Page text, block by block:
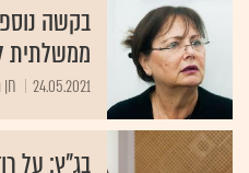
ממשלתית
24.05.2021